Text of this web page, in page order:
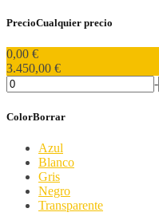
PrecioCualquier precio
0,00 €
3.450,00 €
-
ColorBorrar
Azul
Blanco
Gris
Negro
Transparente